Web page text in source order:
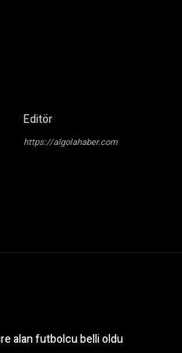
Editör
https://algolahaber.com
alan futbolcu belli oldu